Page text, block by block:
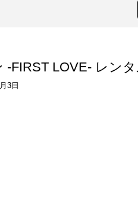
-FIRST LOVE- レン
3日